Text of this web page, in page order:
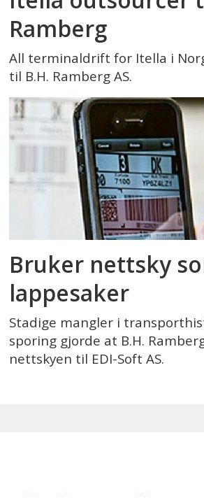
Ramberg
All terminaldrift for Itella i
til B.H. Ramberg AS.
Bruker nettsky
lappesaker
Stadige mangler i
sporing gjorde at B.H.
nettskyen til EDI-Soft AS.